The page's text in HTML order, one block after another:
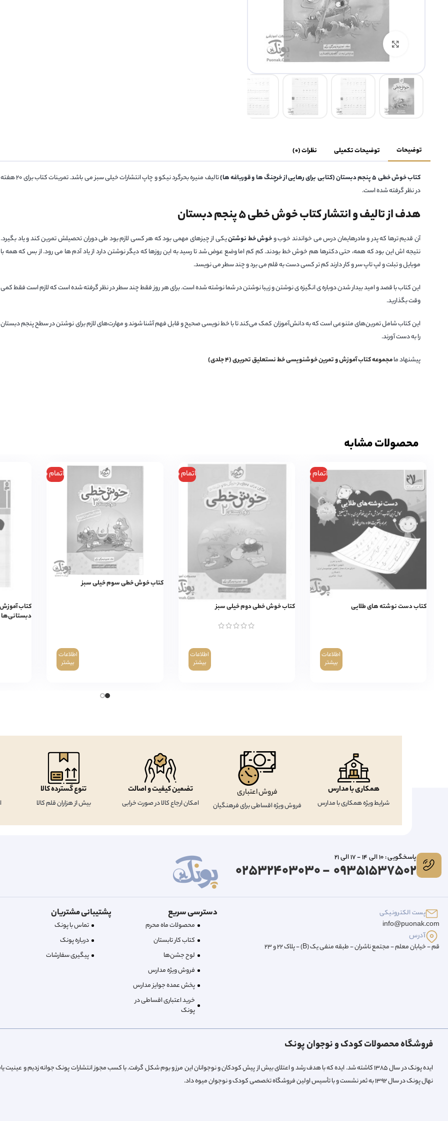
بزرگنمایی تصویر
توضیحات توضیحات تکمیلی نظرات (0)
کتاب خوش خطی ۵ پنجم دبستان (کتابی برای رهایی از خرچنگ ها و قورباغه ها)
تالیف منیره بحرگرد نیکو و چاپ انتشارات خیلی سبز می باشد. تمرینات کتاب برای 20 هفته
در نظر گرفته شده است.
هدف از تالیف و انتشار کتاب خوش خطی ۵ پنجم دبستان
آن قدیم ترها که پدر و مادرهایمان درس می خواندند خوب وخوش خط نوشتنیکی از چیزهای مهمی بود که هر کسی لازم بود طی دوران تحصیلش تمرین کند و یاد بگیرد.
نتیجه اش این بود که همه، حتی دکترها هم خوش خط بودند. کم کم اما وضع عوض شد تا رسید به این روزها که دیگر نوشتن دارد از یاد آدم ها می رود. از بس که همه با
موبایل و تبلت و لپ تاپ سر و کار دارند کم تر کسی دست به قلم می برد و چند سطر می نویسد.
این کتاب با قصد و امید بیدار شدن دوباره ی انگیزه ی نوشتن و زیبا نوشتن در شما نوشته شده است. برای هر روز فقط چند سطر در نظر گرفته شده است که لازم است فقط کمی
وقت بگذارید.
این کتاب شامل تمرین‌های متنوعی است که به دانش‌آموزان کمک می‌کند تا با خط نویسی صحیح و قابل فهم آشنا شوند و مهارت‌های لازم برای نوشتن در سطح پنجم دبستان
را به دست آورند.
پیشنهاد مامجموعه کتاب آموزش و تمرین خوشنویسی خط نستعلیق تحریری (۴ جلدی)
محصولات مشابه
اتمام موجودی
کتاب دست نوشته های طلایی
اطلاعات
بیشتر
اتمام موجودی
کتاب خوش خطی دوم خیلی سبز
اطلاعات
بیشتر
اتمام موجودی
کتاب خوش خطی سوم خیلی سبز
اطلاعات
بیشتر
کتاب
دبستانی‌ها ۳
همکاری با مدارس
شرایط ویژه همکاری با مدارس
فروش اعتباری
فروش ویژه اقساطی برای فرهنگیان
تضمین کیفیت و اصالت
امکان ارجاع کالا در صورت خرابی
تنوع گسترده کالا
بیش از هزاران قلم کالا
پاسخگویی : 10 الی 14 - 17 الی 21
09351537502 - 02532403030
پست الکترونیکی
info@puonak.com
آدرس
قم - خیابان معلم - مجتمع ناشران - طبقه منفی یک (B) - پلاک 22 و 23
دسترسی سریع
محصولات ماه محرم
کتاب کار تابستان
لوح جشن‌ها
فروش ویژه مدارس
پخش عمده جوایز مدارس
خرید اعتباری اقساطی در
پونک
پشتیبانی مشتریان
تماس با پونک
درباره‌ پونک
پیگیری سفارشات
فروشگاه محصولات کودک و نوجوان پونک
ایده پونک در سال ۱۳۸۵ کاشته شد. ایده که با هدف رشد و اعتلای بیش از پیش کودکان و نوجوانان این مرز و بوم شکل گرفت. با کسب مجوز انتشارات پونک جوانه زدیم و عینیت
نهال پونک در سال ۱۳۹۲ به ثمر نشست و با تأسیس اولین فروشگاه تخصصی کودک و نوجوان میوه داد.